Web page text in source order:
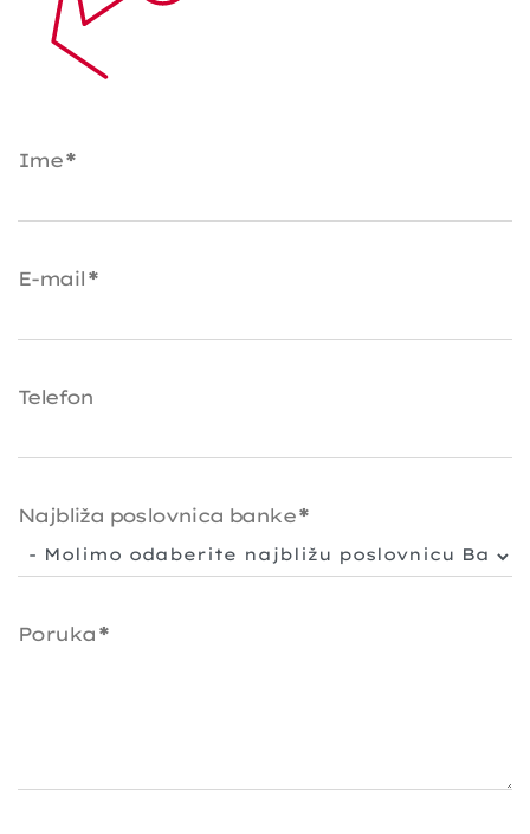
Ime*
E-mail *
Telefon
Najbliža poslovnica banke *
Poruka *